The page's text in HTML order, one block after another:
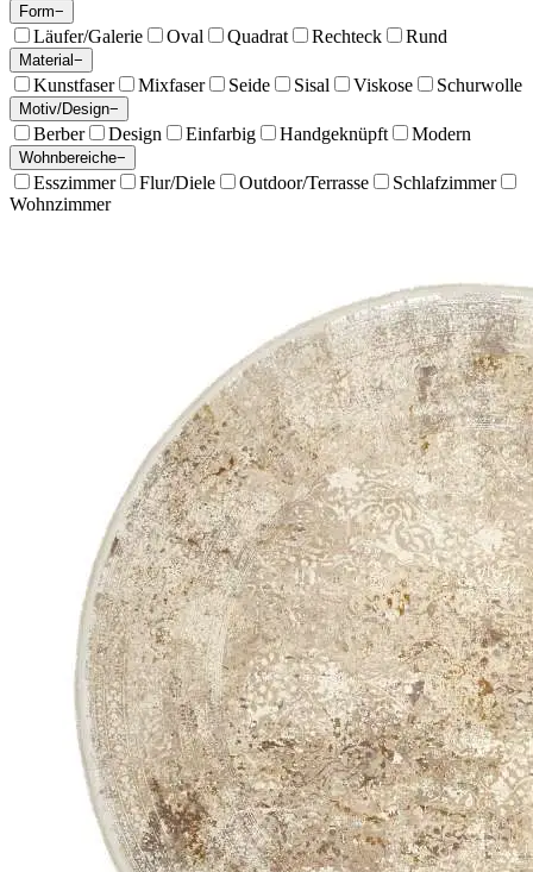
Form−
Läufer/Galerie Oval Quadrat Rechteck Rund
Material−
Kunstfaser Mixfaser Seide Sisal Viskose Schurwolle
Motiv/Design−
Berber Design Einfarbig Handgeknüpft Modern
Wohnbereiche−
Esszimmer Flur/Diele Outdoor/Terrasse
Schlafzimmer
Wohnzimmer